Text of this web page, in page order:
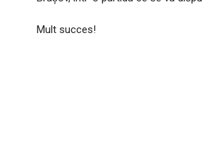
Mult succes!